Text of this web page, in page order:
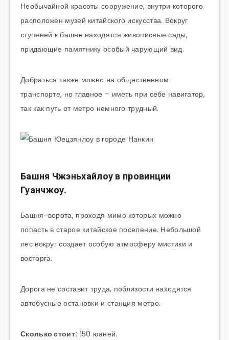
Необычайной красоты сооружение, внутри которого
расположен музей китайского искусства. Вокруг
ступеней к башне находятся живописные сады,
придающие памятнику особый чарующий вид.
Добраться также можно на общественном
транспорте, но главное – иметь при себе навигатор,
так как путь от метро немного трудный.
Башня Чжэньхайлоу в провинции
Гуанчжоу.
Башня-ворота, проходя мимо которых можно
попасть в старое китайское поселение. Небольшой
лес вокруг создает особую атмосферу мистики и
восторга.
Дорога не составит труда, поблизости находятся
автобусные остановки и станция метро.
Сколько стоит: 150 юаней.